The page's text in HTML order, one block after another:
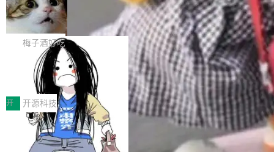
有云模型能够满足快速试用和效率提升的需求。
但对于金融、能源、医疗等对数据安全要求较...
让AI用起来，还要进一步看清混合算力时代下，
Token花在哪里、算力是否被充分利用，以及持
续增长的AI成本该如何优化。 深信服AI算力网关
正是围绕这些实际问题，从Token治理和成本治
理两个方面，让用户的每一份算力都看得清、管
得住、用得稳、省得下、更安全！ 一、从现在开
始，Token使用一目...
ean 在 Google 工作了 27 年后，宣布离职。 他
不是一个人走。一同离开的还有 Sanjay Ghema
wat（Google 员工编号 23，Jeff Dean 二十多
年的编程搭档，MapReduce 和 Bigtable 的共同
作者）、Quoc Le（Google 大脑核心成员，Se
q2Seq 和 DocAI 的共同发明人）以及 Oriol Vin
yals（Gemini 联合负责人，AlphaSta...
🔥 SolonCode v2026.8.4 发布：界面
字体可调、22 种语言、记忆搜索增强
打开终端就能上岗的全中文编码智能体，这一轮
把「看得清、用母语、记得住」三件事一次补
齐。 SolonCode 是什么 SolonCode 是杭州无
耳科技研发的企业级终端编码智能体——一位全
中文驱动的数字员工，自主理解需求、规划步
骤、编写代码。不挑模型、不挑平台，curl 一行
装完即用。 开源地址：Gitee · GitCode · GitHu
b 安装 支持 Java 8+（8~26）、macOS / Linu
x / Windows / Harmony PC。 # macOS / Linu
梅子酒好吃
让“代码语义理解”深度释放AI Coding
价值潜能：华为云码道（CodeArts）
代码仓技术解析
一、代码仓深度理解技术的作用与价值 在软件工
程实践中，代码仓是企业核心知识资产的主要载
体。企业级代码仓库通常包含数十万乃至数百万
个文件，其规模远超单次模型调用可承载的上下
文窗口。随着项目规模的持续扩张与代码历史的
开 开源科技
一条“删库”命令跑 17 小时，算法工程
师删光 89TB 数据只为干私活
最高人民检察院8月4日公布了一起案件：北京一